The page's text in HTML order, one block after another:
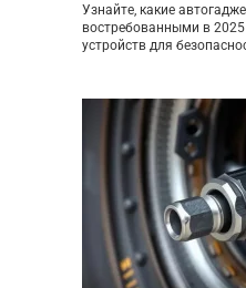
Узнайте, какие
востребованными в
устройств для